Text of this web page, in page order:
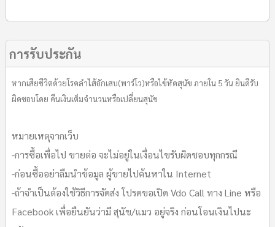
การรับประกัน
หากเสียชีวิตด้วยโรคลำไส้อักเสบ(พาร์โว)หรือไข้หัดสุนัข ภายใน 5 วัน ยินดีรับ
ผิดชอบโดย คืนเงินเต็มจำนวนหรือเปลี่ยนสุนัข
หมายเหตุจากเว็บ
-การซื้อเพื่อไป ขายต่อ จะไม่อยู่ในเงื่อนไขรับผิดชอบทุกกรณี
-ก่อนซื้ออย่าลืมนำข้อมูล ผู้ขายไปค้นหาใน Internet
-ถ้าจำเป็นต้องใช้วิธีการจัดส่ง โปรดขอเปิด Vdo Call ทาง Line หรือ
Facebook เพื่อยืนยันว่ามี สุนัข/แมว อยู่จริง ก่อนโอนเงินไปนะ